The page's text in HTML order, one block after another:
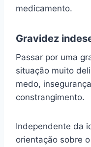
medicamento.
Gravidez
Passar por uma
situação muito
medo,
constrangimento.
Independente da
orientação sobre